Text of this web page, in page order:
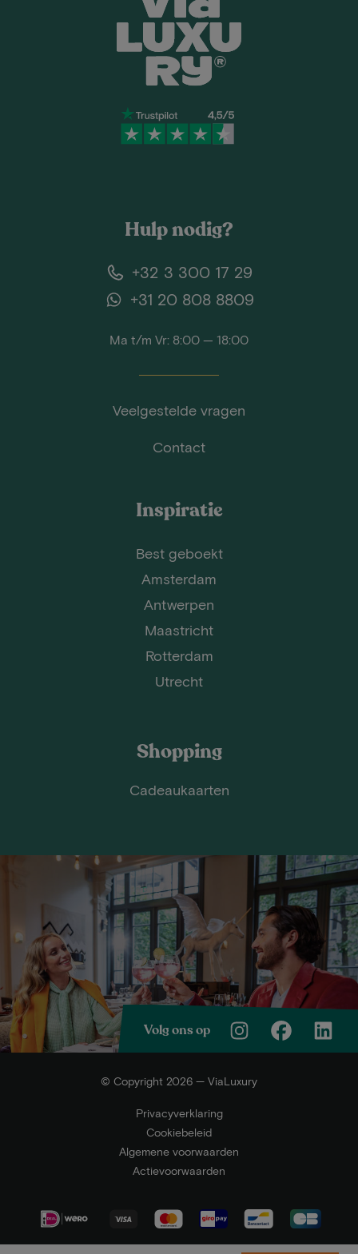
Hulp nodig?
+32 3 300 17 29
+31 20 808 8809
Ma t/m Vr: 8:00 — 18:00
Veelgestelde vragen
Contact
Inspiratie
Best geboekt
Amsterdam
Antwerpen
Maastricht
Rotterdam
Utrecht
Shopping
Cadeaukaarten
Volg ons op
© Copyright 2026 — ViaLuxury
Privacyverklaring
Cookiebeleid
Algemene voorwaarden
Actievoorwaarden